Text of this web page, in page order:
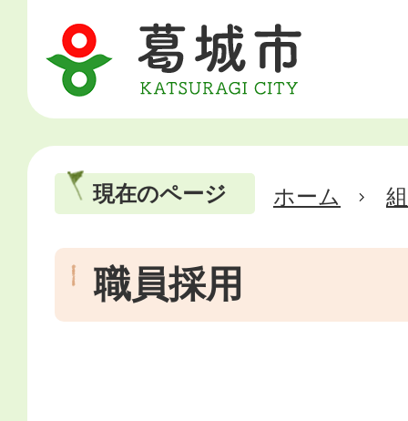
現在のページ ホーム
職員採用